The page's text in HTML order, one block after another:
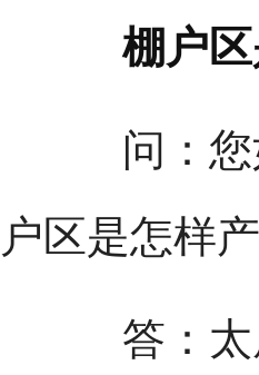
棚户
问：您如
户区是怎样
答：太原